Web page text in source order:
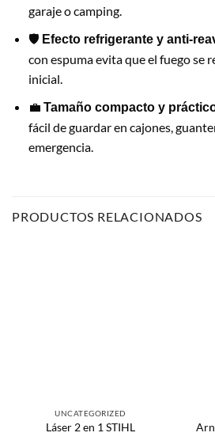
garaje o camping.
🛡️ Efecto refrigerante y anti-
con espuma evita que el fuego se
inicial.
💼 Tamaño compacto y
fácil de guardar en cajones,
emergencia.
PRODUCTOS RELACIONADOS
UNCATEGORIZED
Láser 2 en 1 STIHL